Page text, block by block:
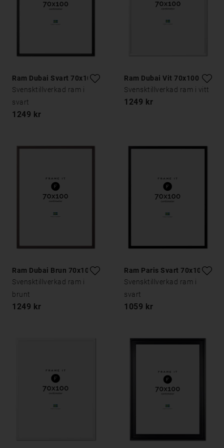
Ram Dubai Svart 70x100
Svensktillverkad ram i
svart
1249 kr
Ram Dubai Vit 70x100
Svensktillverkad ram i vitt
1249 kr
Ram Dubai Brun 70x100
Svensktillverkad ram i
brunt
1249 kr
Ram Paris Svart 70x100
Svensktillverkad ram i
svart
1059 kr